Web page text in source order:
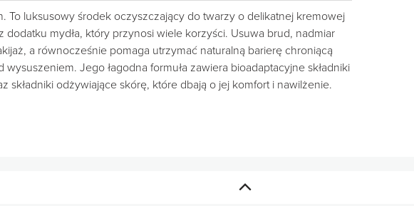
To luksusowy środek oczyszczający do twarzy o delikatnej kremowej
dodatku mydła, który przynosi wiele korzyści. Usuwa brud, nadmiar
a równocześnie pomaga utrzymać naturalną barierę chroniącą
wysuszeniem. Jego łagodna formuła zawiera bioadaptacyjne składniki
składniki odżywiające skórę, które dbają o jej komfort i nawilżenie.